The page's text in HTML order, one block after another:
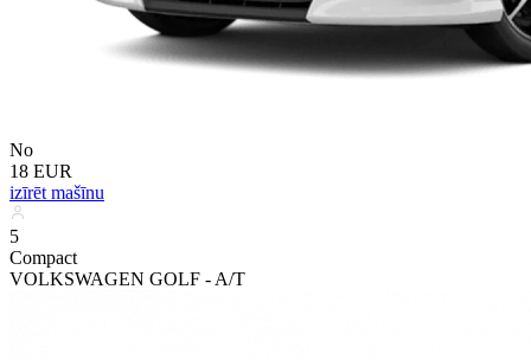
No
18 EUR
izīrēt mašīnu
5
Compact
VOLKSWAGEN GOLF - A/T